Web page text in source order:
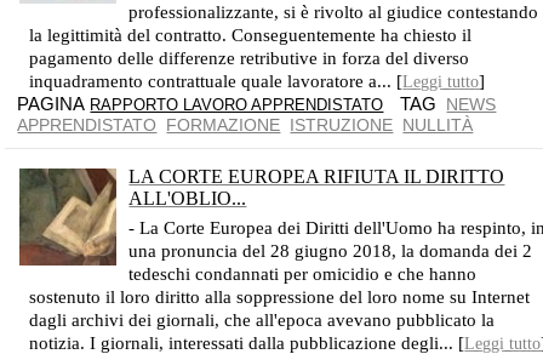
professionalizzante, si è rivolto al giudice contestando
la legittimità del contratto. Conseguentemente ha chiesto il
pagamento delle differenze retributive in forza del diverso
inquadramento contrattuale quale lavoratore a... [Leggi tutto]
PAGINA RAPPORTO LAVORO APPRENDISTATO TAG NEWS
APPRENDISTATO
FORMAZIONE ISTRUZIONE NULLITÀ
LA CORTE EUROPEA RIFIUTA IL DIRITTO
ALL'OBLIO...
- La Corte Europea dei Diritti dell'Uomo ha respinto,
una pronuncia del 28 giugno 2018, la domanda dei 2
tedeschi condannati per omicidio e che hanno
sostenuto il loro diritto alla soppressione del loro nome su Internet
dagli archivi dei giornali, che all'epoca avevano pubblicato la
notizia. I giornali, interessati dalla pubblicazione degli... [Leggi tutto